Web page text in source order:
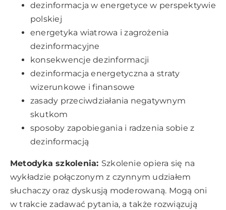
dezinformacja w energetyce w perspektywie
polskiej
energetyka wiatrowa i zagrożenia
dezinformacyjne
konsekwencje dezinformacji
dezinformacja energetyczna a straty
wizerunkowe i finansowe
zasady przeciwdziałania negatywnym
skutkom
sposoby zapobiegania i radzenia sobie z
dezinformacją
Metodyka szkolenia: Szkolenie opiera się na
wykładzie połączonym z czynnym udziałem
słuchaczy oraz dyskusją moderowaną. Mogą oni
w trakcie zadawać pytania, a także rozwiązują